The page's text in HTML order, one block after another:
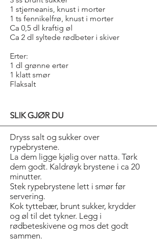
1 stjerneanis, knust i morter
1 ts fennikelfrø, knust i morter
Ca 0,5 dl kraftig øl
Ca 2 dl syltede rødbeter i skiver
Erter:
1 dl grønne erter
1 klatt smør
Flaksalt
SLIK GJØR DU
Dryss salt og sukker over
rypebrystene.
La dem ligge kjølig over natta. Tørk
dem godt. Kaldrøyk brystene i ca 20
minutter.
Stek rypebrystene lett i smør før
servering.
Kok tyttebær, brunt sukker, krydder
og øl til det tykner. Legg i
rødbeteskivene og mos det godt
sammen.